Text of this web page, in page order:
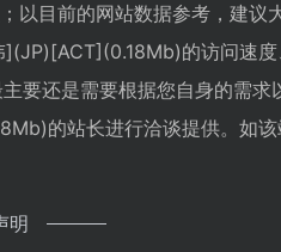
以目前的网站数据参考，建议
的访问速
要还是需要根据您自身的需求
的站长进行洽谈提供。如该
明